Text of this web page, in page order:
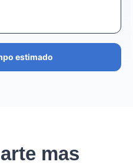
estimado
mas